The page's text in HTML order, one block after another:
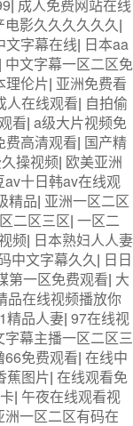
成人免费网站在线
电影久久久久久久|
字幕在线| 日本aa
| 中文字幕一区二区免
理伦片| 亚洲免费看
人在线观看| 自拍偷
看| a级大片视频免
费高清观看| 国产精
操视频| 欧美亚洲
av十日韩av在线观
精品| 亚洲一区二区
二区三区| 一区二
频| 日本熟妇人人妻
中文字幕久久| 日日
第一区免费观看| 大
品在线视频播放你
精品人妻| 97在线视
字幕主播一区二区三
66免费观看| 在线中
蕉图片| 在线观看免
| 午夜在线观看视
洲一区二区有码在